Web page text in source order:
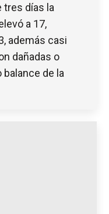
tres días la
a 17,
además casi
dañadas o
de la